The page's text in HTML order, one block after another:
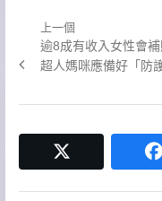
章
導
覽
上一個
Previous
post:
逾8成有收入女性會補
超人媽咪應備好「防